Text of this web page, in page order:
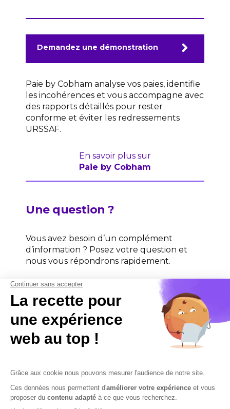
Demandez une démonstration
Paie by Cobham analyse vos paies, identifie
les incohérences et vous accompagne avec
des rapports détaillés pour rester
conforme et éviter les redressements
URSSAF.
En savoir plus sur
Paie by Cobham
Une question ?
Vous avez besoin d’un complément
d’information ? Posez votre question et
nous vous répondrons rapidement.
Contactez-nous
Contactez-nous Mentions légales
Plan du site
Sécurisation des données